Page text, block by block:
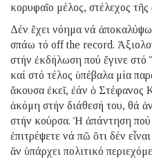
κορυφαῖο μέλος, στέλεχος
Δέν ἔχει νόημα νά
σπάω τό off the record.
στήν ἐκδήλωση πού ἔγινε
καί στό τέλος ὑπέβαλα μία
ἄκουσα ἐκεῖ, ἐάν ὁ Στέφανος
ἀκόμη στήν διάθεσή του, θά
στήν κούρσα. Ἡ ἀπάντηση
ἐπιτρέψετε νά πῶ ὅτι δέν
ἄν ὑπάρχει πολιτικό